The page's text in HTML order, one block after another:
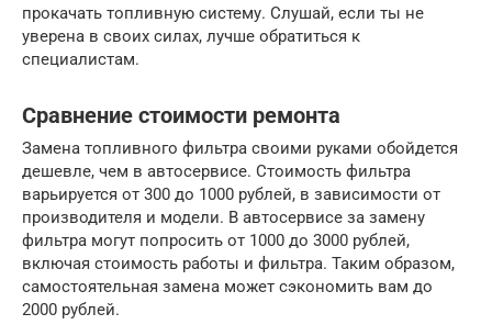
прокачать топливную систему. Слушай, если ты не
уверена в своих силах, лучше обратиться к
специалистам.
Сравнение стоимости ремонта
Замена топливного фильтра своими руками обойдется
дешевле, чем в автосервисе. Стоимость фильтра
варьируется от 300 до 1000 рублей, в зависимости от
производителя и модели. В автосервисе за замену
фильтра могут попросить от 1000 до 3000 рублей,
включая стоимость работы и фильтра. Таким образом,
самостоятельная замена может сэкономить вам до
2000 рублей.